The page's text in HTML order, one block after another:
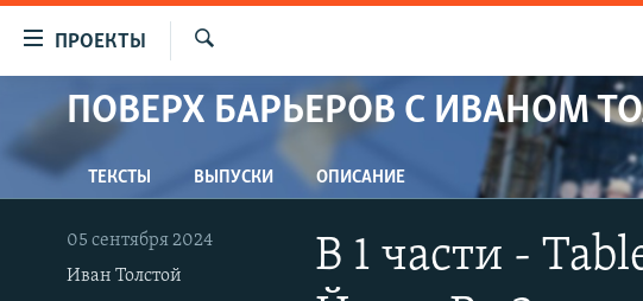
упрощенного
доступа
Вернуться
к
основному
содержанию
ПРОЕКТЫ
ПРОГРАММЫ
ПОДКАСТЫ
АВТОРСКИЕ ПРОЕКТЫ
ЦИТАТЫ СВОБОДЫ
МНЕНИЯ
ПОВЕРХ БАРЬЕРОВ С ИВАНОМ
ТЕКСТЫ ВЫПУСКИ ОПИСАНИЕ
В 1 части -
05 сентября 2024
Иван Толстой